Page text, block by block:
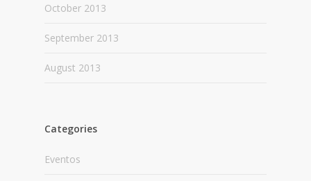
October 2013
September 2013
August 2013
Categories
Eventos